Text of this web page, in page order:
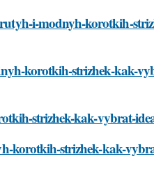
i-modnyh-korotkih-
korotkih-strizhek-kak-
strizhek-kak-vybrat-
korotkih-strizhek-kak-